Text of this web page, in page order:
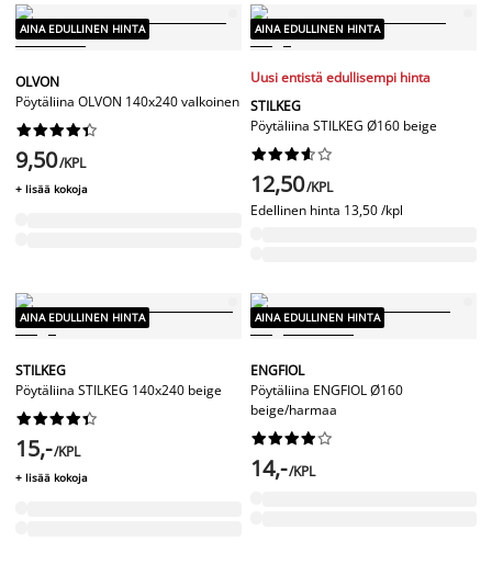
AINA EDULLINEN HINTA
OLVON
Pöytäliina OLVON 140x240 valkoinen






9,50/KPL
+ lisää kokoja
AINA EDULLINEN HINTA
Uusi entistä edullisempi hinta
STILKEG
Pöytäliina STILKEG Ø160 beige






12,50/KPL
Edellinen hinta 13,50 /kpl
AINA EDULLINEN HINTA
STILKEG
Pöytäliina STILKEG 140x240 beige






15,-/KPL
+ lisää kokoja
AINA EDULLINEN HINTA
ENGFIOL
Pöytäliina ENGFIOL Ø160
beige/harmaa






14,-/KPL